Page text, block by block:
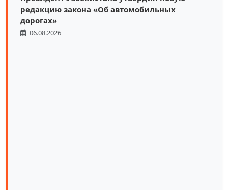
редакцию закона «Об автомобильных
дорогах»
06.08.2026